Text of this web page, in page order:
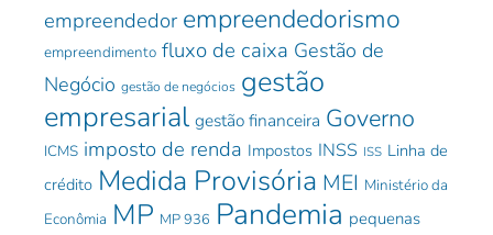
empreendedor empreendedorismo
empreendimento fluxo de caixa Gestão de
Negócio gestão de negócios gestão
empresarial gestão financeira Governo
ICMS imposto de renda Impostos INSS ISS Linha de
crédito Medida Provisória MEI Ministério da
Econômia MP MP 936 Pandemia pequenas